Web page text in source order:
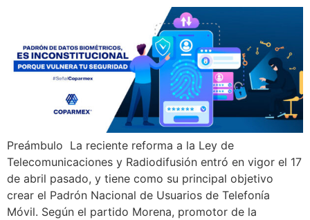
Preámbulo La reciente reforma a la Ley de
Telecomunicaciones y Radiodifusión entró en vigor el 17
de abril pasado, y tiene como su principal objetivo
crear el Padrón Nacional de Usuarios de Telefonía
Móvil. Según el partido Morena, promotor de la